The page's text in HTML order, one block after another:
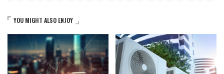
YOU MIGHT ALSO ENJOY